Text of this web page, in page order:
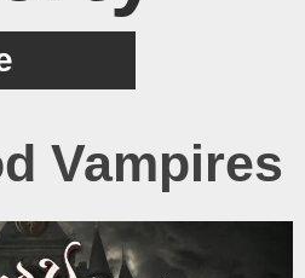
Vampires